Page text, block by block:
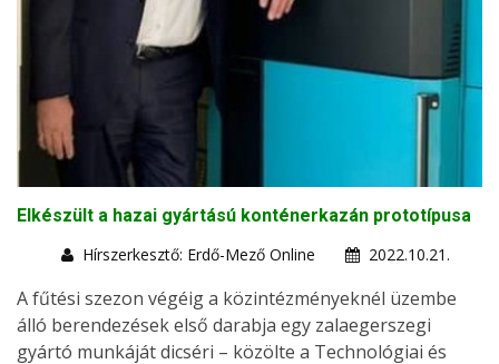
Elkészült a hazai gyártású konténerkazán prototípusa
Hírszerkesztő: Erdő-Mező Online
2022.10.21.
A fűtési szezon végéig a közintézményeknél üzembe
álló berendezések első darabja egy zalaegerszegi
gyártó munkáját dicséri – közölte a Technológiai és